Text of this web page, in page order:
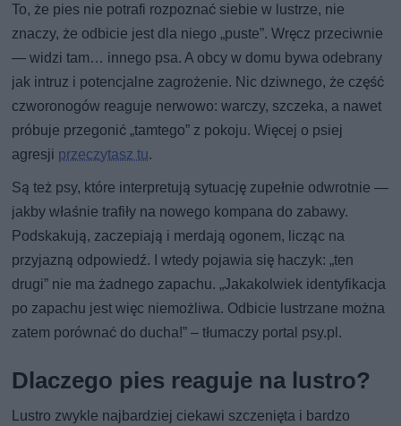
To, że pies nie potrafi rozpoznać siebie w lustrze, nie
znaczy, że odbicie jest dla niego „puste”. Wręcz przeciwnie
— widzi tam… innego psa. A obcy w domu bywa odebrany
jak intruz i potencjalne zagrożenie. Nic dziwnego, że część
czworonogów reaguje nerwowo: warczy, szczeka, a nawet
próbuje przegonić „tamtego” z pokoju. Więcej o psiej
agresji przeczytasz tu.
Są też psy, które interpretują sytuację zupełnie odwrotnie —
jakby właśnie trafiły na nowego kompana do zabawy.
Podskakują, zaczepiają i merdają ogonem, licząc na
przyjazną odpowiedź. I wtedy pojawia się haczyk: „ten
drugi” nie ma żadnego zapachu. „Jakakolwiek identyfikacja
po zapachu jest więc niemożliwa. Odbicie lustrzane można
zatem porównać do ducha!” – tłumaczy portal psy.pl.
Dlaczego pies reaguje na lustro?
Lustro zwykle najbardziej ciekawi szczenięta i bardzo